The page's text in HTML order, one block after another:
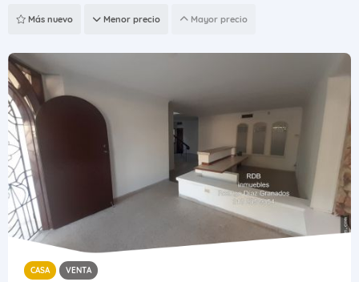
Más nuevo Menor precio Mayor precio
CASA VENTA